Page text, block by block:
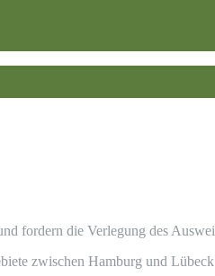
fordern die Verlegung des
zwischen Hamburg und